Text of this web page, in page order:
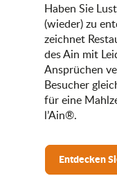
Haben Sie
(wieder) zu
zeichnet
des Ain mit
Ansprüchen
Besucher
für eine
l’Ain®.
Entdecken